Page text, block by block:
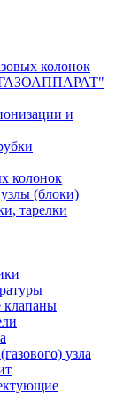
колонок
и
колонок
(блоки)
тарелки
клапаны
узла